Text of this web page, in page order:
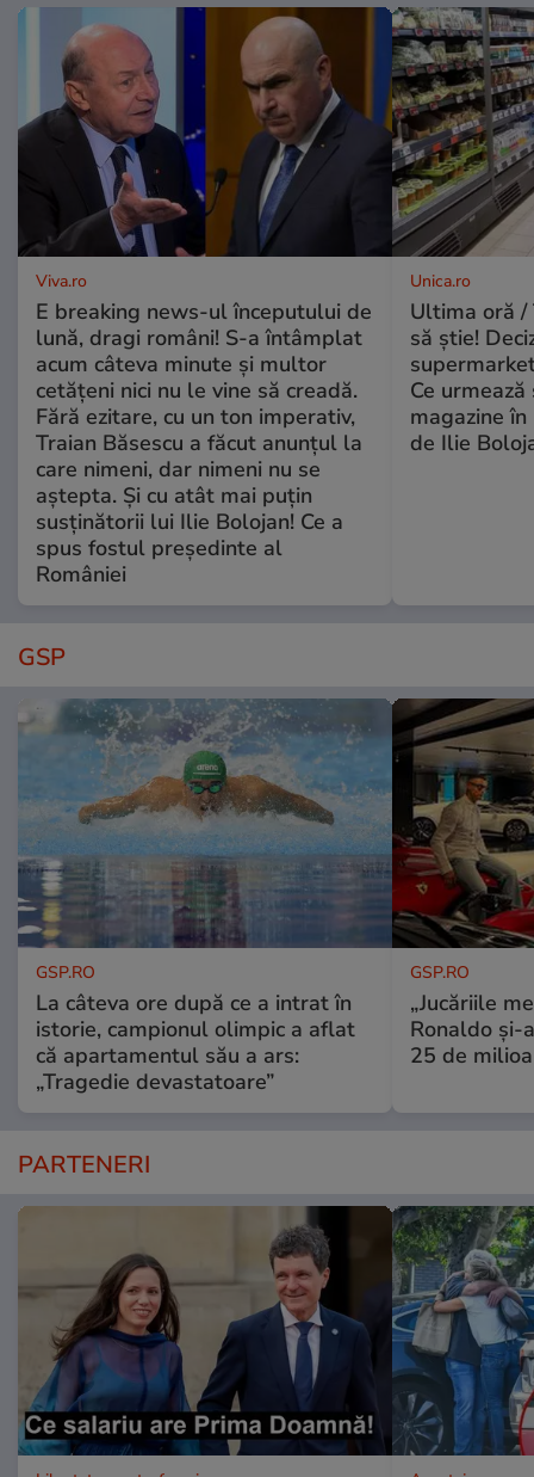
Viva.ro
E breaking news-ul începutului de
lună, dragi români! S-a întâmplat
acum câteva minute și multor
cetățeni nici nu le vine să creadă.
Fără ezitare, cu un ton imperativ,
Traian Băsescu a făcut anunțul la
care nimeni, dar nimeni nu se
aștepta. Și cu atât mai puțin
susținătorii lui Ilie Bolojan! Ce a
spus fostul președinte al
României
Unica.ro
Ultima oră /
să știe!
Ce
magazine
de Ilie
GSP
GSP.RO
La câteva ore după ce a intrat în
istorie, campionul olimpic a aflat
că apartamentul său a ars:
„Tragedie devastatoare”
GSP.RO
„Jucăriile
Ronaldo și-
25 de
PARTENERI